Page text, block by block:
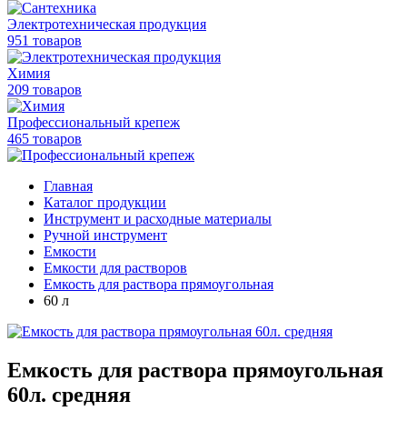
Электротехническая продукция
951 товаров
Химия
209 товаров
Профессиональный крепеж
465 товаров
Главная
Каталог продукции
Инструмент и расходные материалы
Ручной инструмент
Емкости
Емкости для растворов
Емкость для раствора прямоугольная
60 л
Емкость для раствора прямоугольная
60л. средняя